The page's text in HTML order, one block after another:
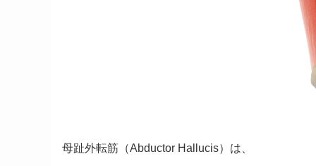
母趾外転筋（Abductor Hallucis）は、